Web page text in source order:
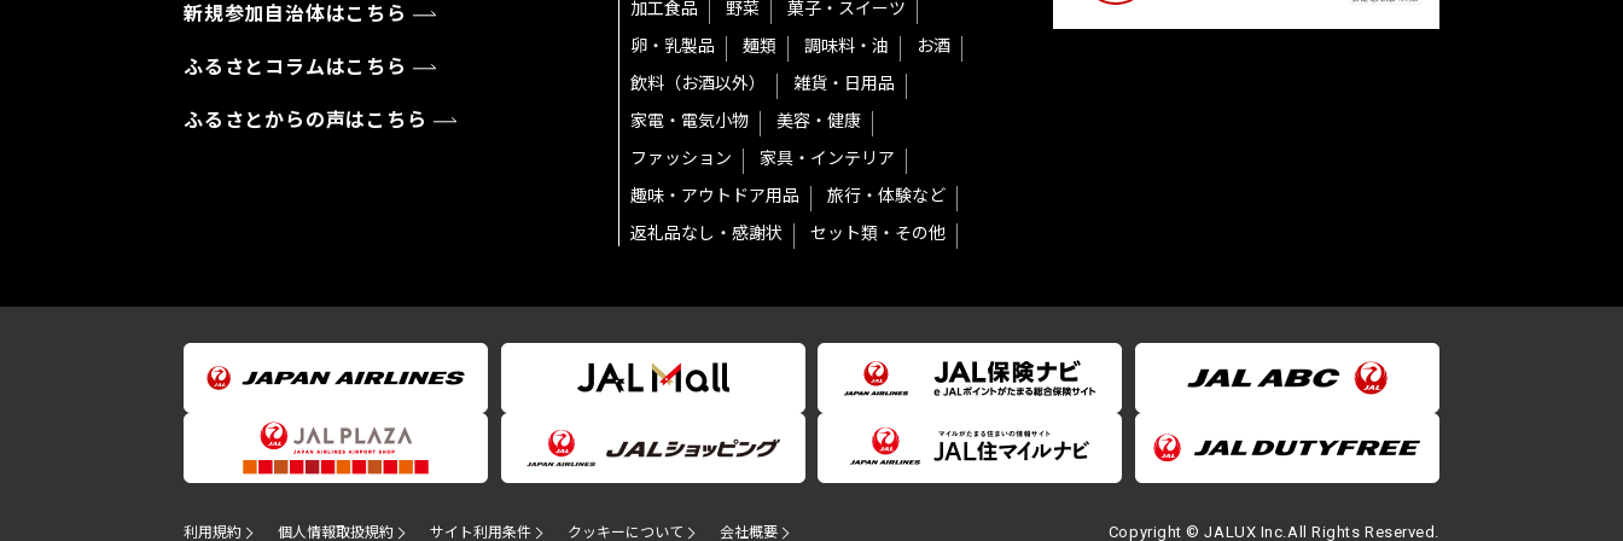
新規参加自治体はこちら
ふるさとコラムはこちら
ふるさとからの声はこちら
加工食品 野菜
菓子・スイーツ
卵・乳製品
麺類 調味料・油
お酒
飲料（お酒以外）
雑貨・日用品
家電・電気小物
美容・健康
ファッション
家具・インテリア
趣味・アウトドア用品
旅行・体験など
返礼品なし・感謝状
セット類・その他
利用規約 個人情報取扱規約 サイト利用条件 クッキーについて 会社概要 Copyright © JALUX Inc.All Rights Reserved.